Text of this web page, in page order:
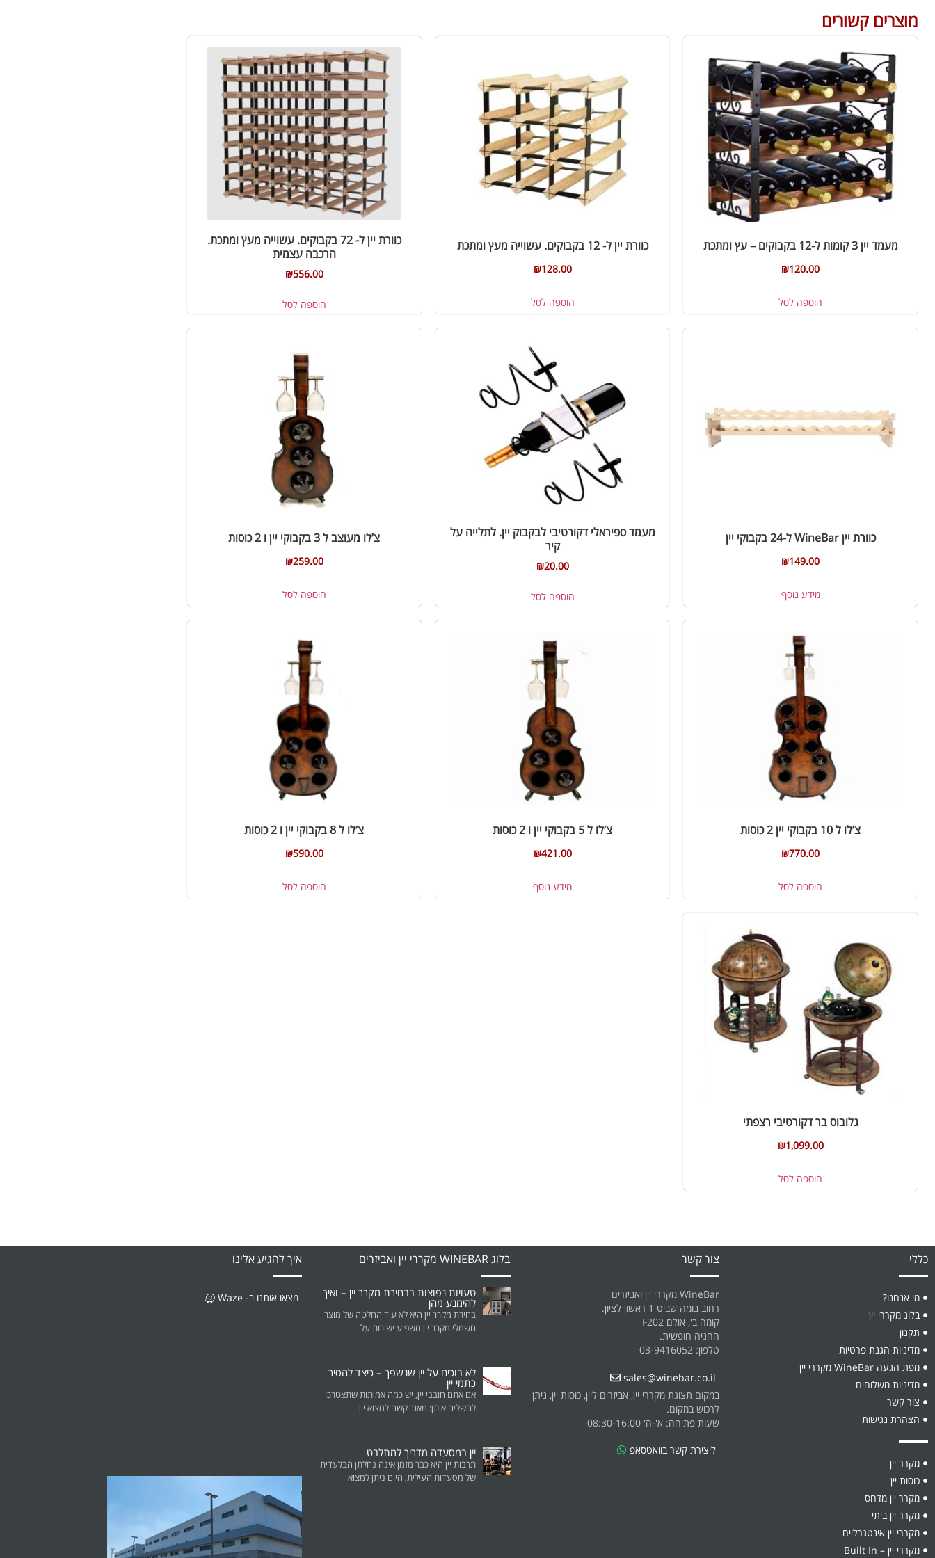
מוצרים קשורים
מעמד יין 3 קומות ל-12 בקבוקים – עץ ומתכת
₪120.00
הוספה לסל
כוורת יין ל- 12 בקבוקים. עשוייה מעץ ומתכת
₪128.00
הוספה לסל
כוורת יין ל- 72 בקבוקים. עשוייה מעץ ומתכת.
הרכבה עצמית
₪556.00
הוספה לסל
כוורת יין WineBar ל-24 בקבוקי יין
₪149.00
מידע נוסף
מעמד ספיראלי דקורטיבי לבקבוק יין. לתלייה על
קיר
₪20.00
הוספה לסל
צ’לו מעוצב ל 3 בקבוקי יין ו 2 כוסות
₪259.00
הוספה לסל
צ’לו ל 10 בקבוקי יין 2 כוסות
₪770.00
הוספה לסל
צ’לו ל 5 בקבוקי יין ו 2 כוסות
₪421.00
מידע נוסף
צ’לו ל 8 בקבוקי יין ו 2 כוסות
₪590.00
הוספה לסל
גלובוס בר דקורטיבי רצפתי
₪1,099.00
הוספה לסל
כללי
מי אנחנו?
בלוג מקררי יין
תקנון
מדיניות הגנת פרטיות
מפת הגעה WineBar מקררי יין
מדיניות משלוחים
צור קשר
הצהרת נגישות
מקרר יין
כוסות יין
מקרר יין מדחס
מקרר יין ביתי
מקררי יין אינטגרליים
מקררי יין – Built In
צור קשר
WineBar מקררי יין ואביזרים
רחוב בומה שביט 1 ראשון לציון.
קומה ב', אולם F202
החניה חופשית.
טלפון: 03-9416052
sales@winebar.co.il
במקום תצוגת מקררי יין, אביזרים ליין, כוסות יין, ניתן
לרכוש במקום.
שעות פתיחה: א'-ה' 08:30-16:00
ליצירת קשר בוואטסאפ
בלוג WINEBAR מקררי יין ואביזרים
טעויות נפוצות בבחירת מקרר יין – ואיך
להימנע מהן
בחירת מקרר יין היא לא עוד החלטה של מוצר
חשמלי.מקרר יין משפיע ישירות על
לא בוכים על יין שנשפך – כיצד להסיר
כתמי יין
אם אתם חובבי יין, יש כמה אמיתות שתצטרכו
להשלים איתן: מאוד קשה למצוא יין
יין במסעדה מדריך למתלבט
תרבות יין היא כבר מזמן אינה נחלתן הבלעדית
של מסעדות העילית, היום ניתן למצוא
איך להגיע אלינו
מצאו אותנו ב- Waze